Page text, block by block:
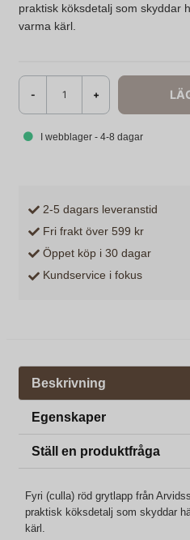
praktisk köksdetalj som skyddar
varma kärl.
- +
I webblager - 4-8 dagar
2-5 dagars leveranstid
Fri frakt över 599 kr
Öppet köp i 30 dagar
Kundservice i fokus
Beskrivning
Egenskaper
Ställ en produktfråga
Fyri (culla) röd grytlapp från
praktisk köksdetalj som skyddar
kärl.